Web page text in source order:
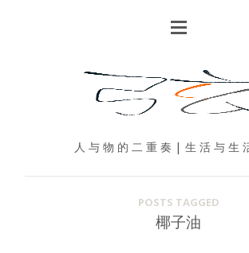
人 与 物 的 二 重 奏 | 生 活 与 生
POSTS TAGGED
椰子油